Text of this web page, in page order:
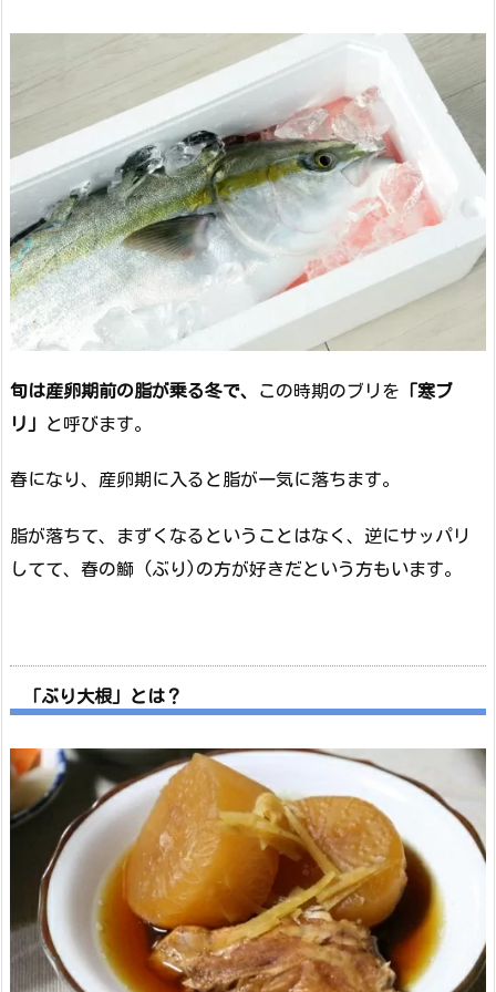
旬は産卵期前の脂が乗る冬で、 この時期のブリを 「寒ブ
リ」
と呼びます。
春になり、産卵期に入ると脂が一気に落ちます。
脂が落ちて、まずくなるということはなく、逆にサッパリ
してて、春の鰤 (ぶり)の方が好きだという方もいます。
「ぶり大根」とは？